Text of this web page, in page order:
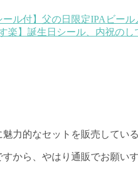
ル付】父の日限定IPAビー
楽】誕生日シール、内祝のし
力的なセットを販売してい
から、やはり通販でお願い